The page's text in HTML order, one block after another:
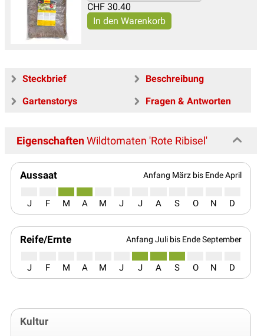
CHF 30.40
Steckbrief
Beschreibung
Gartenstorys
Fragen & Antworten
EigenschaftenWildtomaten 'Rote Ribisel'
Aussaat Anfang März bis Ende April
J F M A M J J A S O N D
Reife/Ernte Anfang Juli bis Ende September
J F M A M J J A S O N D
Kultur